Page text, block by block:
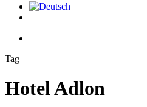
Menu
Tag
Hotel Adlon